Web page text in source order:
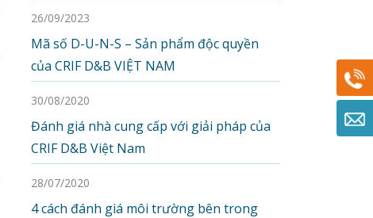
26/09/2023
Mã số D-U-N-S – Sản phẩm độc quyền
của CRIF D&B VIỆT NAM
30/08/2020
Đánh giá nhà cung cấp với giải pháp của
CRIF D&B Việt Nam
28/07/2020
4 cách đánh giá môi trường bên trong